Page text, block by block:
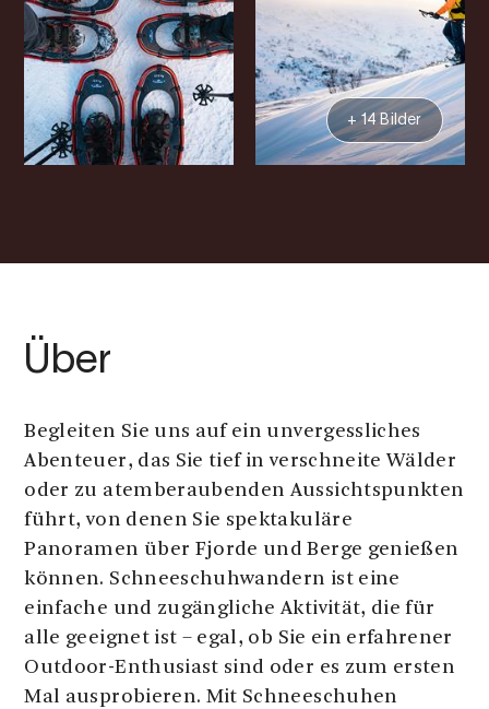
+ 14 Bilder
Über
Begleiten Sie uns auf ein unvergessliches
Abenteuer, das Sie tief in verschneite Wälder
oder zu atemberaubenden Aussichtspunkten
führt, von denen Sie spektakuläre
Panoramen über Fjorde und Berge genießen
können. Schneeschuhwandern ist eine
einfache und zugängliche Aktivität, die für
alle geeignet ist – egal, ob Sie ein erfahrener
Outdoor-Enthusiast sind oder es zum ersten
Mal ausprobieren. Mit Schneeschuhen